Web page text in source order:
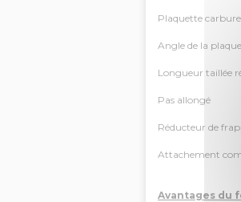
Plaquette
Angle de la
Longueur taillée
Pas allongé
Réducteur de
Attachement
Avantages du